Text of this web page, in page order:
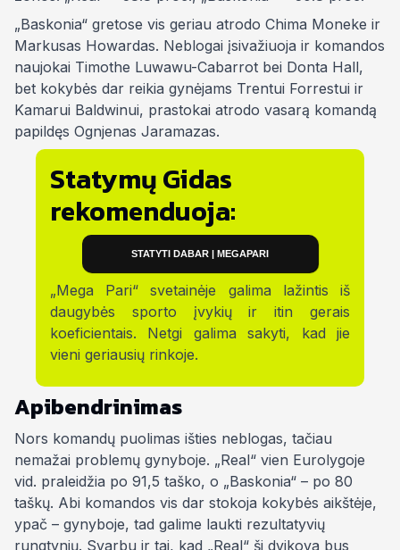
„Baskonia“ gretose vis geriau atrodo Chima Moneke ir
Markusas Howardas. Neblogai įsivažiuoja ir komandos
naujokai Timothe Luwawu-Cabarrot bei Donta Hall,
bet kokybės dar reikia gynėjams Trentui Forrestui ir
Kamarui Baldwinui, prastokai atrodo vasarą komandą
papildęs Ognjenas Jaramazas.
Statymų Gidas
rekomenduoja:
STATYTI DABAR | MEGAPARI
„Mega Pari“ svetainėje galima lažintis iš
daugybės sporto įvykių ir itin gerais
koeficientais. Netgi galima sakyti, kad jie
vieni geriausių rinkoje.
Apibendrinimas
Nors komandų puolimas išties neblogas, tačiau
nemažai problemų gynyboje. „Real“ vien Eurolygoje
vid. praleidžia po 91,5 taško, o „Baskonia“ – po 80
taškų. Abi komandos vis dar stokoja kokybės aikštėje,
ypač – gynyboje, tad galime laukti rezultatyvių
rungtynių. Svarbu ir tai, kad „Real“ ši dvikova bus